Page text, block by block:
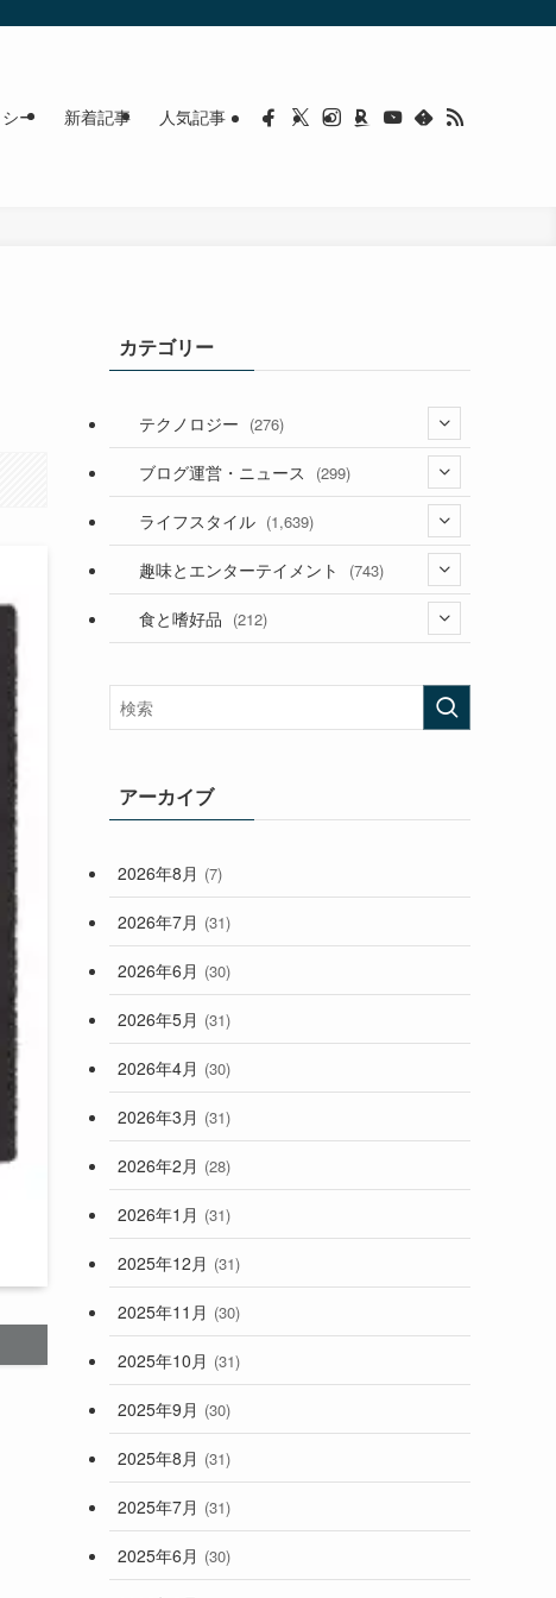
ー 新着記事 人気記事
カテゴリー
テクノロジー (276)
(36)
(187)
(53)
ブログ運営・ニュース (299)
(118)
(181)
ライフスタイル (1,639)
(394)
(282)
(33)
(248)
趣味とエンターテイメント (743)
(56)
(473)
食と嗜好品 (212)
アーカイブ
2026年8月 (7)
2026年7月 (31)
2026年6月 (30)
2026年5月 (31)
2026年4月 (30)
2026年3月 (31)
2026年2月 (28)
2026年1月 (31)
2025年12月 (31)
2025年11月 (30)
2025年10月 (31)
2025年9月 (30)
2025年8月 (31)
2025年7月 (31)
2025年6月 (30)